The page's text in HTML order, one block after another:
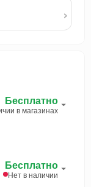
›
Бесплатно
в магазинах
Бесплатно
Нет в наличии